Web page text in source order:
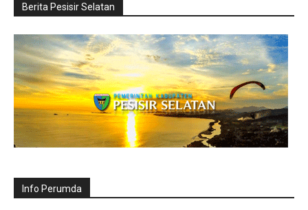
Berita Pesisir Selatan
Info Perumda